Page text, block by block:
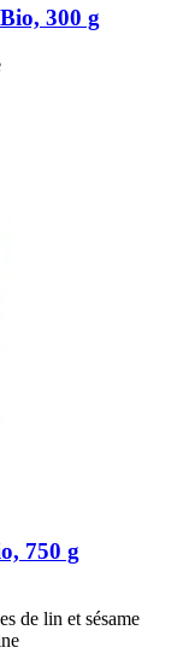
300 g
750 g
de lin et sésame